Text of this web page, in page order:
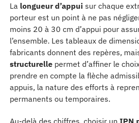
La longueur d’appui sur chaque
porteur est un point à ne pas
moins 20 à 30 cm d’appui pour
l’ensemble. Les tableaux de
fabricants donnent des repères,
structurelle permet d’affiner le
prendre en compte la flèche
appuis, la nature des efforts à
permanents ou temporaires.
Au-delà des chiffres, choisir un IPN